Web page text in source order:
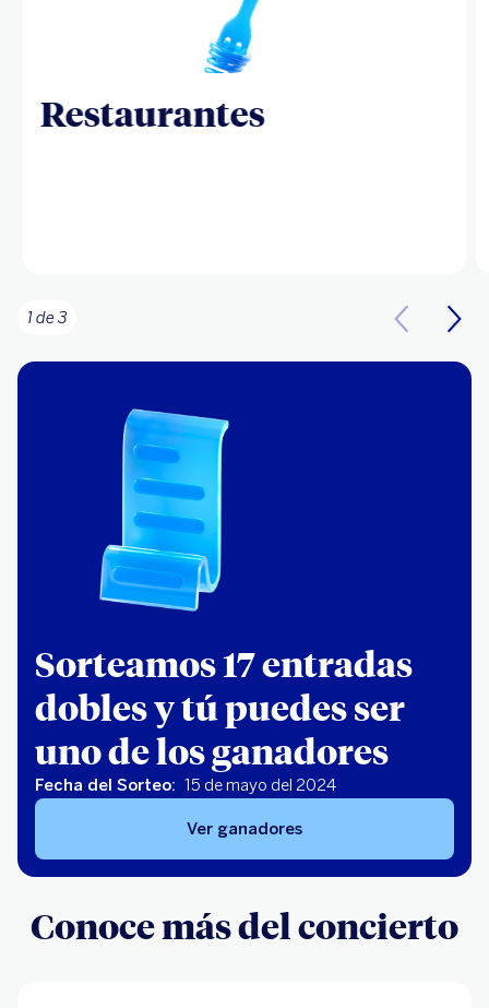
Restaurantes
1 de 3
Sorteamos 17 entradas
dobles y tú puedes ser
uno de los ganadores
Fecha del Sorteo: 15 de mayo del 2024
Ver ganadores
Conoce más del concierto